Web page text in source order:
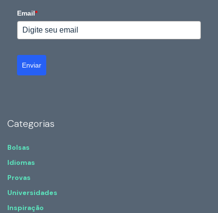
Email*
Enviar
Categorias
Bolsas
Idiomas
Provas
Universidades
Inspiração